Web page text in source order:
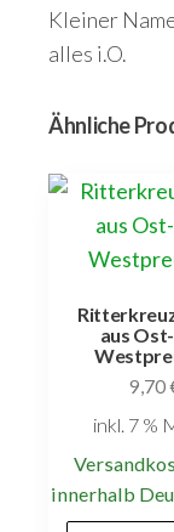
Kleiner
alles i.O.
Ähnliche
aus
9,70
inkl. 7 %
innerhalb